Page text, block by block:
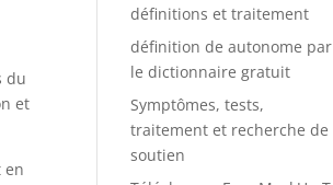
du
et
en
définitions et traitement
définition de autonome par
le dictionnaire gratuit
Symptômes, tests,
traitement et recherche de
soutien